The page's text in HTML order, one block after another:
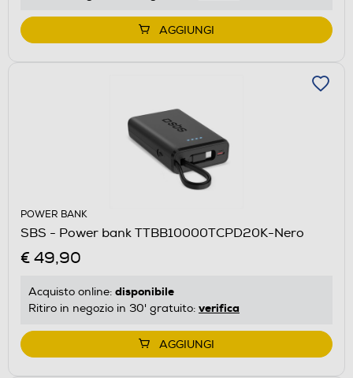
AGGIUNGI
POWER BANK
SBS - Power bank TTBB10000TCPD20K-Nero
€ 49,90
Acquisto online: disponibile
Ritiro in negozio in 30' gratuito: verifica
AGGIUNGI